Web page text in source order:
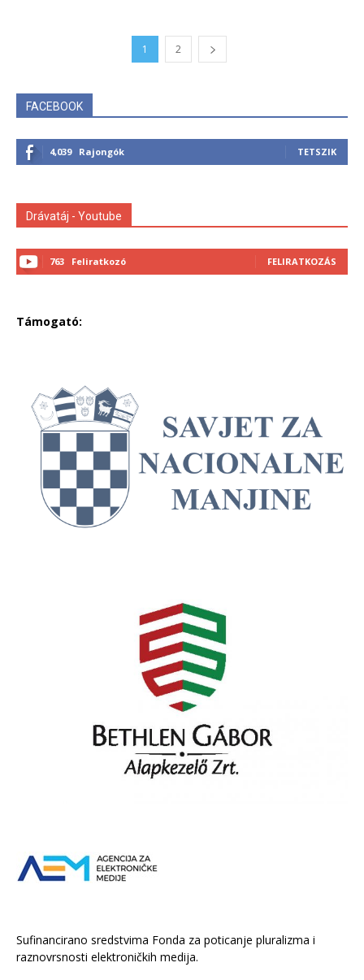
1 2
FACEBOOK
4,039 Rajongók TETSZIK
Drávatáj - Youtube
763 Feliratkozó FELIRATKOZÁS
Támogató:
Sufinancirano sredstvima Fonda za poticanje pluralizma i
raznovrsnosti elektroničkih medija.